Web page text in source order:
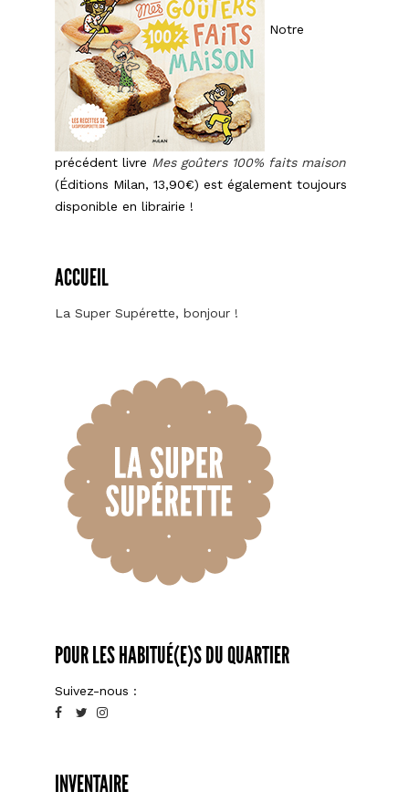
Notre
précédent livre Mes goûters 100% faits maison
(Éditions Milan, 13,90€) est également toujours
disponible en librairie !
ACCUEIL
La Super Supérette, bonjour !
POUR LES HABITUÉ(E)S DU QUARTIER
Suivez-nous :
INVENTAIRE